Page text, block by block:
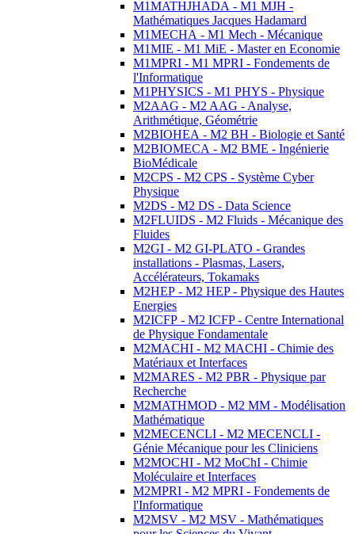
M1MATHJHADA - M1 MJH -
Mathématiques Jacques Hadamard
M1MECHA - M1 Mech - Mécanique
M1MIE - M1 MiE - Master en Economie
M1MPRI - M1 MPRI - Fondements de
l'Informatique
M1PHYSICS - M1 PHYS - Physique
M2AAG - M2 AAG - Analyse,
Arithmétique, Géométrie
M2BIOHEA - M2 BH - Biologie et Santé
M2BIOMECA - M2 BME - Ingénierie
BioMédicale
M2CPS - M2 CPS - Système Cyber
Physique
M2DS - M2 DS - Data Science
M2FLUIDS - M2 Fluids - Mécanique des
Fluides
M2GI - M2 GI-PLATO - Grandes
installations - Plasmas, Lasers,
Accélérateurs, Tokamaks
M2HEP - M2 HEP - Physique des Hautes
Energies
M2ICFP - M2 ICFP - Centre International
de Physique Fondamentale
M2MACHI - M2 MACHI - Chimie des
Matériaux et Interfaces
M2MARES - M2 PBR - Physique par
Recherche
M2MATHMOD - M2 MM - Modélisation
Mathématique
M2MECENCLI - M2 MECENCLI -
Génie Mécanique pour les Cliniciens
M2MOCHI - M2 MoChI - Chimie
Moléculaire et Interfaces
M2MPRI - M2 MPRI - Fondements de
l'Informatique
M2MSV - M2 MSV - Mathématiques